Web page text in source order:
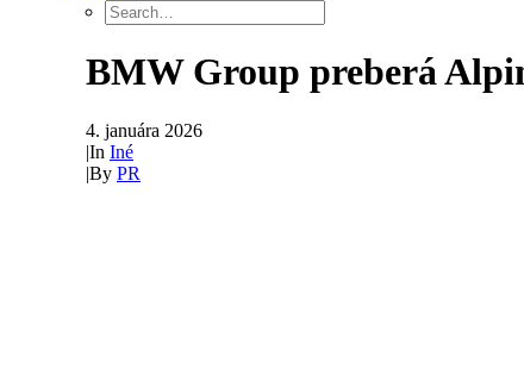
BMW Group preberá
4. januára 2026
|In Iné
|By PR